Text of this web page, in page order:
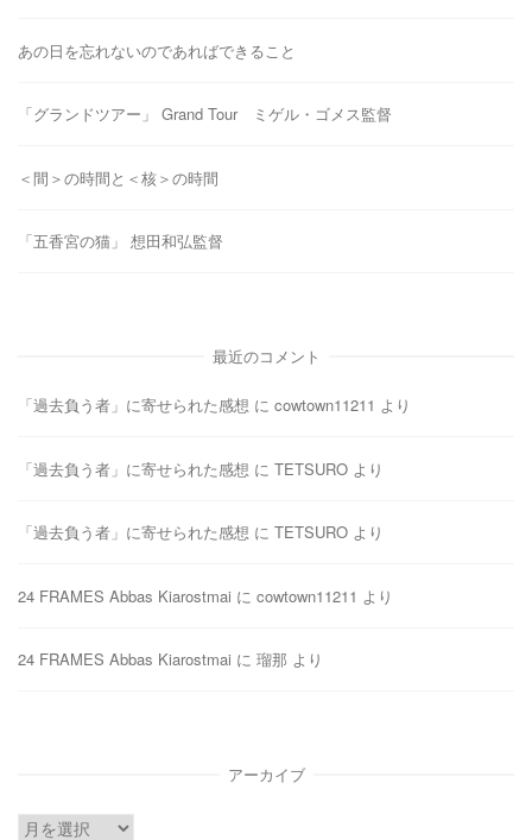
あの日を忘れないのであればできること
「グランドツアー」 Grand Tour ミゲル・ゴメス監督
＜間＞の時間と＜核＞の時間
「五香宮の猫」 想田和弘監督
最近のコメント
「過去負う者」に寄せられた感想 に cowtown11211 より
「過去負う者」に寄せられた感想 に TETSURO より
「過去負う者」に寄せられた感想 に TETSURO より
24 FRAMES Abbas Kiarostmai に cowtown11211 より
24 FRAMES Abbas Kiarostmai に 瑠那 より
アーカイブ
ア